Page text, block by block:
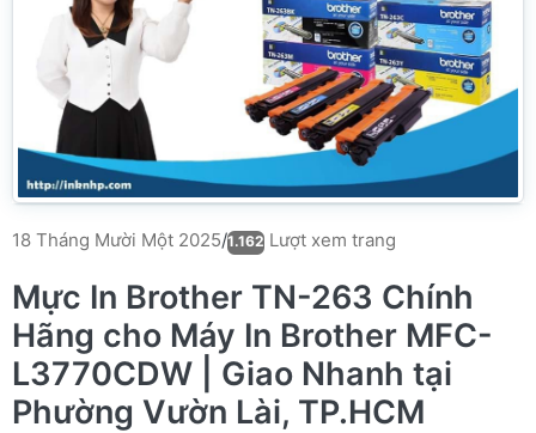
18 Tháng Mười Một 2025/1.162 Lượt xem trang
Mực In Brother TN-263 Chính
Hãng cho Máy In Brother MFC-
L3770CDW | Giao Nhanh tại
Phường Vườn Lài, TP.HCM